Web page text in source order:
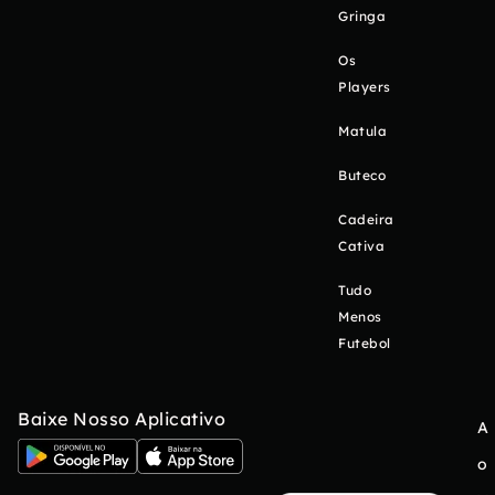
Gringa
Os
Players
Matula
Buteco
Cadeira
Cativa
Tudo
Menos
Futebol
Baixe Nosso Aplicativo
A
o